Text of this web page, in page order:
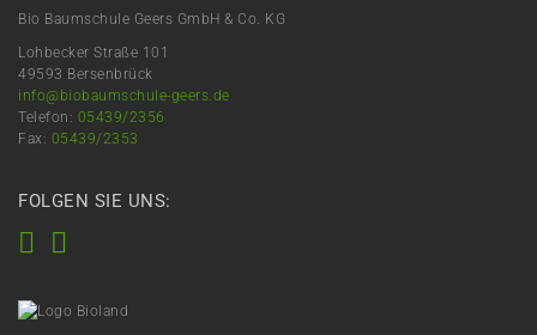
Bio Baumschule Geers GmbH & Co. KG
Lohbecker Straße 101
49593 Bersenbrück
info@biobaumschule-geers.de
Telefon: 05439/2356
Fax: 05439/2353
FOLGEN SIE UNS: